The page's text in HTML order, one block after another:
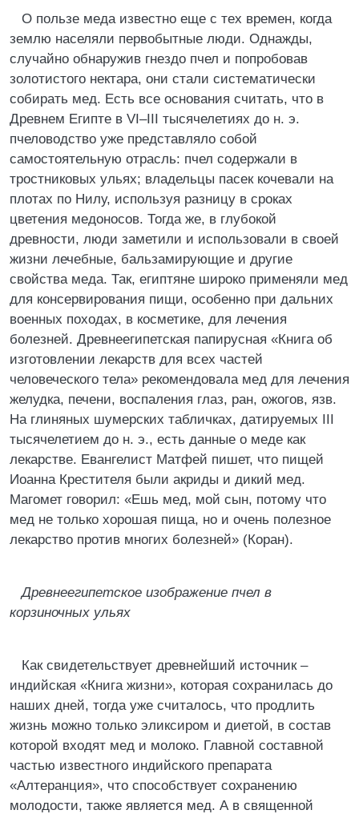
О пользе меда известно еще с тех времен, когда
землю населяли первобытные люди. Однажды,
случайно обнаружив гнездо пчел и попробовав
золотистого нектара, они стали систематически
собирать мед. Есть все основания считать, что в
Древнем Египте в VI–III тысячелетиях до н. э.
пчеловодство уже представляло собой
самостоятельную отрасль: пчел содержали в
тростниковых ульях; владельцы пасек кочевали на
плотах по Нилу, используя разницу в сроках
цветения медоносов. Тогда же, в глубокой
древности, люди заметили и использовали в своей
жизни лечебные, бальзамирующие и другие
свойства меда. Так, египтяне широко применяли мед
для консервирования пищи, особенно при дальних
военных походах, в косметике, для лечения
болезней. Древнеегипетская папирусная «Книга об
изготовлении лекарств для всех частей
человеческого тела» рекомендовала мед для лечения
желудка, печени, воспаления глаз, ран, ожогов, язв.
На глиняных шумерских табличках, датируемых III
тысячелетием до н. э., есть данные о меде как
лекарстве. Евангелист Матфей пишет, что пищей
Иоанна Крестителя были акриды и дикий мед.
Магомет говорил: «Ешь мед, мой сын, потому что
мед не только хорошая пища, но и очень полезное
лекарство против многих болезней» (Коран).
Древнеегипетское изображение пчел в
корзиночных ульях
Как свидетельствует древнейший источник –
индийская «Книга жизни», которая сохранилась до
наших дней, тогда уже считалось, что продлить
жизнь можно только эликсиром и диетой, в состав
которой входят мед и молоко. Главной составной
частью известного индийского препарата
«Алтеранция», что способствует сохранению
молодости, также является мед. А в священной